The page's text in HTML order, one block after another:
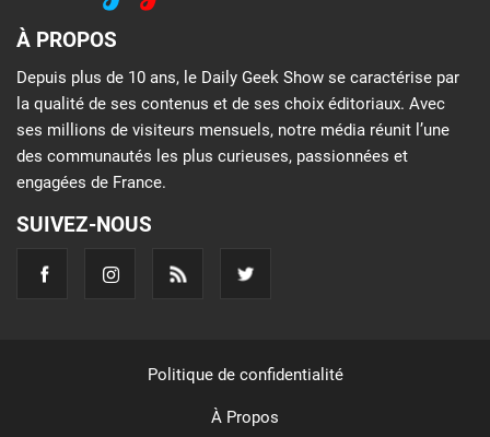
À PROPOS
Depuis plus de 10 ans, le Daily Geek Show se caractérise par
la qualité de ses contenus et de ses choix éditoriaux. Avec
ses millions de visiteurs mensuels, notre média réunit l’une
des communautés les plus curieuses, passionnées et
engagées de France.
SUIVEZ-NOUS
Politique de confidentialité
À Propos